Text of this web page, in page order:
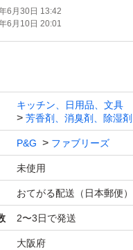
けではありません
・しわ取り*2
ー
除菌するわけではありま
製品不使用時との比較
用状況によって異なる場
6月30日 13:42
6月10日 20:01
キッチン、日用品、文具
芳香剤、消臭剤、除湿剤
P&G ファブリーズ
未使用
おてがる配送（日本郵便）
2〜3日で発送
大阪府